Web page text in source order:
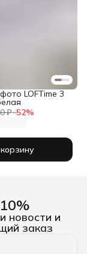
₽−52%
LOFTime 3
новости и
заказ